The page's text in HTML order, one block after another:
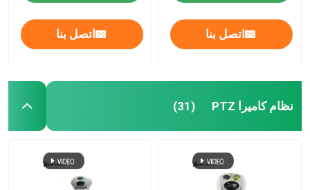
اتصل بنا اتصل بنا
نظام كاميرا PTZ (31)